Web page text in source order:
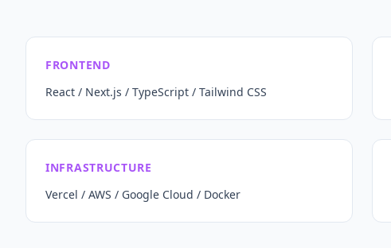
FRONTEND
React / Next.js / TypeScript / Tailwind CSS
INFRASTRUCTURE
Vercel / AWS / Google Cloud / Docker